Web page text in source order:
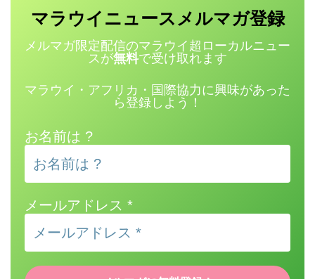
マラウイニュース メルマガ登録
メルマガ限定配信のマラウイ超ローカルニュー
スが無料で受け取れます
マラウイ・アフリカ・国際協力に興味があった
ら登録しよう！
お名前は ?
メールアドレス *